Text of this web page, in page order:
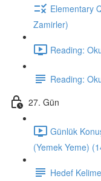
Elementary
Zamirler)
Reading:
Reading:
27. Gün
Günlük
(Yemek Yeme)
Hedef